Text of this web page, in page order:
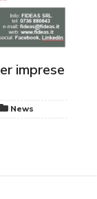
imprese
News